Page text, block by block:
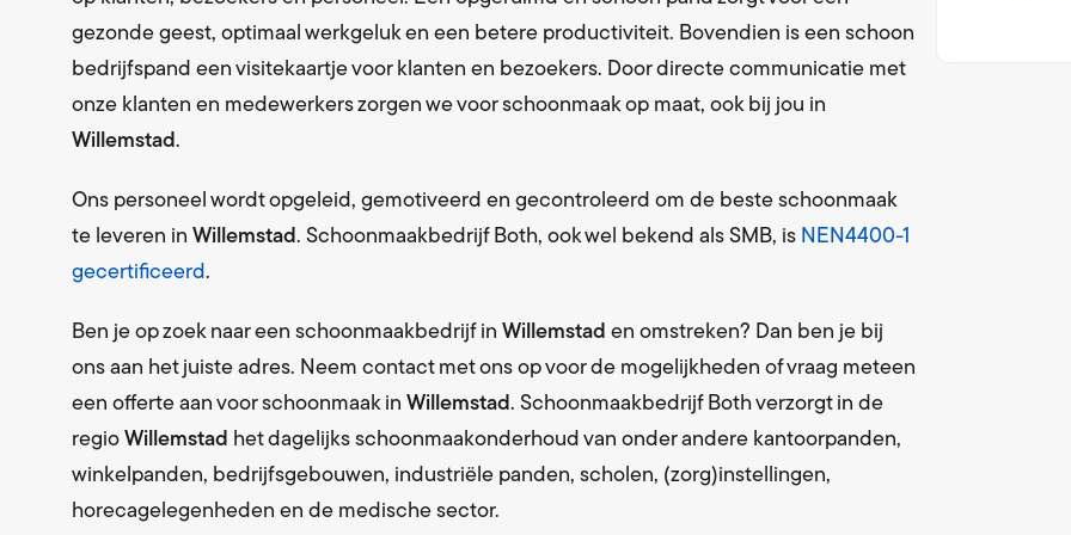
Levering en bevoorrading sanitaire artikelen
Schoonloopmatten
Milieuservice
De weg naar succes
MVO
gezonde geest, optimaal werkgeluk en een betere productiviteit. Bovendien is een schoon
bedrijfspand een visitekaartje voor klanten en bezoekers. Door directe communicatie met
onze klanten en medewerkers zorgen we voor schoonmaak op maat, ook bij jou in
Willemstad.
Ons personeel wordt opgeleid, gemotiveerd en gecontroleerd om de beste schoonmaak
te leveren in Willemstad. Schoonmaakbedrijf Both, ook wel bekend als SMB, is NEN4400-1
gecertificeerd.
Ben je op zoek naar een schoonmaakbedrijf in Willemstad en omstreken? Dan ben je bij
ons aan het juiste adres. Neem contact met ons op voor de mogelijkheden of vraag meteen
een offerte aan voor schoonmaak in Willemstad. Schoonmaakbedrijf Both verzorgt in de
regio Willemstad het dagelijks schoonmaakonderhoud van onder andere kantoorpanden,
winkelpanden, bedrijfsgebouwen, industriële panden, scholen, (zorg)instellingen,
horecagelegenheden en de medische sector.